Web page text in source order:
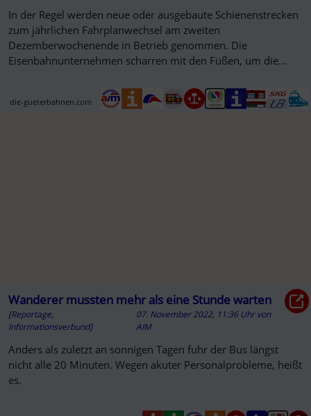
In der Regel werden neue oder ausgebaute Schienenstrecken
zum jährlichen Fahrplanwechsel am zweiten
Dezemberwochenende in Betrieb genommen. Die
Eisenbahnunternehmen scharren mit den Füßen, um die
die-gueterbahnen.com
Wanderer mussten mehr als eine Stunde warten
[Reportage,
Informationsverbund]
07. November 2022, 11:36 Uhr von
AIM
Anders als zuletzt an sonnigen Tagen fuhr der Bus längst
nicht alle 20 Minuten. Wegen akuter Personalprobleme, heißt
es.